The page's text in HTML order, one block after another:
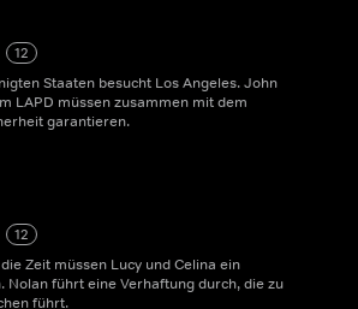
12
Staaten besucht Los Angeles. John
LAPD müssen zusammen mit dem
garantieren.
12
Zeit müssen Lucy und Celina ein
Nolan führt eine Verhaftung durch, die zu
führt.